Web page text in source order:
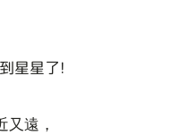
星星了!
又遠，